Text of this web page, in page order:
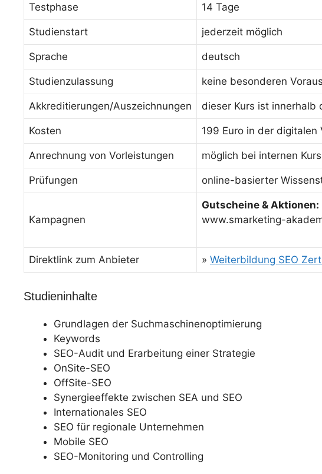
Testphase 14 Tage
Studienstart jederzeit möglich
Sprache deutsch
Studienzulassung keine besonderen
Akkreditierungen/Auszeichnungen dieser Kurs ist innerhalb
Kosten 199 Euro in der
Anrechnung von Vorleistungen möglich bei internen
Prüfungen online-basierter
Kampagnen
Gutscheine & Aktionen:
www.smarketing-
Direktlink zum Anbieter » Weiterbildung SEO
Studieninhalte
Grundlagen der Suchmaschinenoptimierung
Keywords
SEO-Audit und Erarbeitung einer Strategie
OnSite-SEO
OffSite-SEO
Synergieeffekte zwischen SEA und SEO
Internationales SEO
SEO für regionale Unternehmen
Mobile SEO
SEO-Monitoring und Controlling